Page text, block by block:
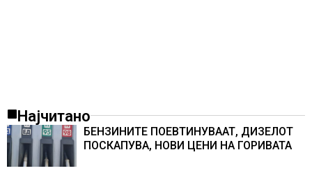
Најчитано
БЕНЗИНИТЕ ПОЕВТИНУВААТ, ДИЗЕЛОТ
ПОСКАПУВА, НОВИ ЦЕНИ НА ГОРИВАТА